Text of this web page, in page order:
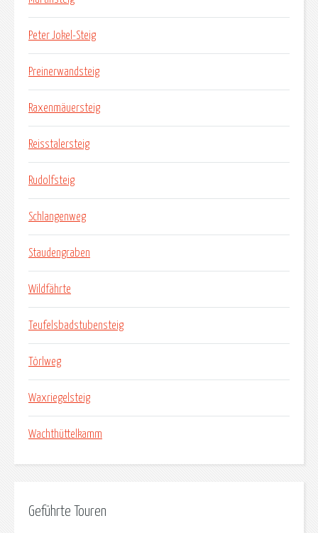
Peter Jokel-Steig
Preinerwandsteig
Raxenmäuersteig
Reisstalersteig
Rudolfsteig
Schlangenweg
Staudengraben
Wildfährte
Teufelsbadstubensteig
Törlweg
Waxriegelsteig
Wachthüttelkamm
Geführte Touren